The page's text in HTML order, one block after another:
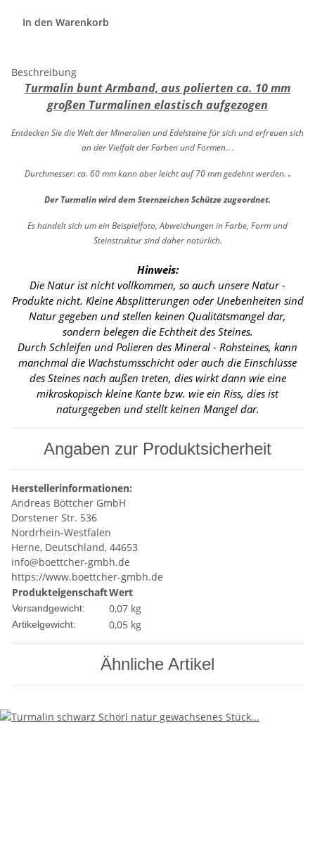
In den Warenkorb
Beschreibung
Turmalin bunt Armband, aus polierten ca. 10 mm
großen Turmalinen elastisch aufgezogen
Entdecken Sie die Welt der Mineralien und Edelsteine für sich und erfreuen sich
an der Vielfalt der Farben und Formen.. .
Durchmesser: ca. 60 mm kann aber leicht auf 70 mm gedehnt werden. .
Der Turmalin wird dem Sternzeichen Schütze zugeordnet.
Es handelt sich um ein Beispielfoto, Abweichungen in Farbe, Form und
Steinstruktur sind daher natürlich.
Hinweis:
Die Natur ist nicht vollkommen, so auch unsere Natur -
Produkte nicht. Kleine Absplitterungen oder Unebenheiten sind
Natur gegeben und stellen keinen Qualitätsmangel dar,
sondern belegen die Echtheit des Steines.
Durch Schleifen und Polieren des Mineral - Rohsteines, kann
manchmal die Wachstumsschicht oder auch die Einschlüsse
des Steines nach außen treten, dies wirkt dann wie eine
mikroskopisch kleine Kante bzw. wie ein Riss, dies ist
naturgegeben und stellt keinen Mangel dar.
Angaben zur Produktsicherheit
Herstellerinformationen:
Andreas Böttcher GmbH
Dorstener Str. 536
Nordrhein-Westfalen
Herne, Deutschland, 44653
info@boettcher-gmbh.de
https://www.boettcher-gmbh.de
ProdukteigenschaftWert
Versandgewicht: 0,07 kg
Artikelgewicht: 0,05 kg
Ähnliche Artikel